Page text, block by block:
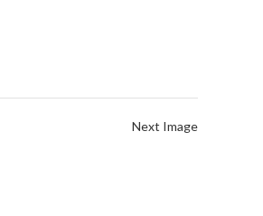
Next Image